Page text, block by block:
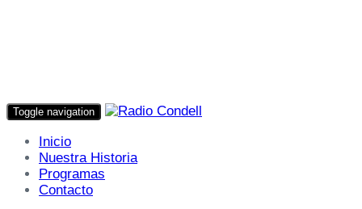
Toggle navigation
Inicio
Nuestra Historia
Programas
Contacto